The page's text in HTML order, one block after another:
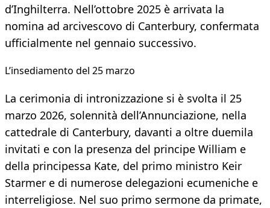
d’Inghilterra. Nell’ottobre 2025 è arrivata la
nomina ad arcivescovo di Canterbury, confermata
ufficialmente nel gennaio successivo.
L’insediamento del 25 marzo
La cerimonia di intronizzazione si è svolta il 25
marzo 2026, solennità dell’Annunciazione, nella
cattedrale di Canterbury, davanti a oltre duemila
invitati e con la presenza del principe William e
della principessa Kate, del primo ministro Keir
Starmer e di numerose delegazioni ecumeniche e
interreligiose. Nel suo primo sermone da primate,